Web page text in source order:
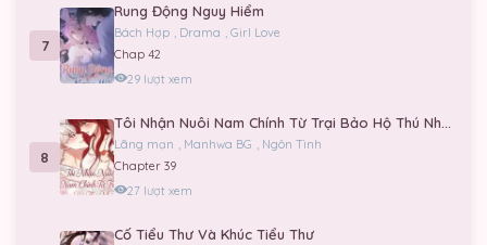
7
Rung Động Nguy Hiểm
Bách Hợp , Drama , Girl Love
Chap 42
29 lượt xem
8
Tôi Nhận Nuôi Nam Chính Từ Trại Bảo Hộ Thú Nhân.
Lãng mạn , Manhwa BG , Ngôn Tình
Chapter 39
27 lượt xem
Cố Tiểu Thư Và Khúc Tiểu Thư